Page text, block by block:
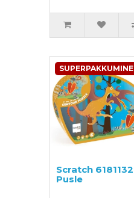
SUPERPAKKUMINE
Scratch 6181132
Pusle